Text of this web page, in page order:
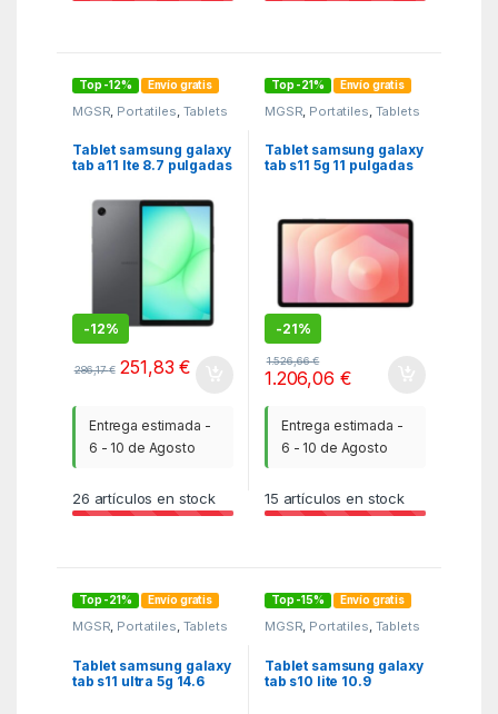
Top -12% Envío gratis
MGSR, Portatiles, Tablets
Tablet samsung galaxy
tab a11 lte 8.7 pulgadas
-12%
286,17€ 251,83€
Entrega estimada -
6 - 10 de Agosto
26 artículos en stock
Top -21% Envío gratis
MGSR, Portatiles, Tablets
Tablet samsung galaxy
tab s11 5g 11 pulgadas
-21%
1.526,66€
1.206,06 €
Entrega estimada -
6 - 10 de Agosto
15 artículos en stock
Top -21% Envío gratis
MGSR, Portatiles, Tablets
Tablet samsung galaxy
tab s11 ultra 5g 14.6
Top -15% Envío gratis
MGSR, Portatiles, Tablets
Tablet samsung galaxy
tab s10 lite 10.9